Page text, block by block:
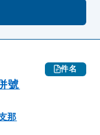
件名
號
那